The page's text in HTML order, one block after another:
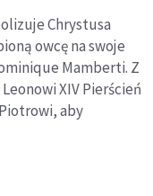
Chrystusa
owcę na swoje
Mamberti. Z
XIV Pierścień
aby